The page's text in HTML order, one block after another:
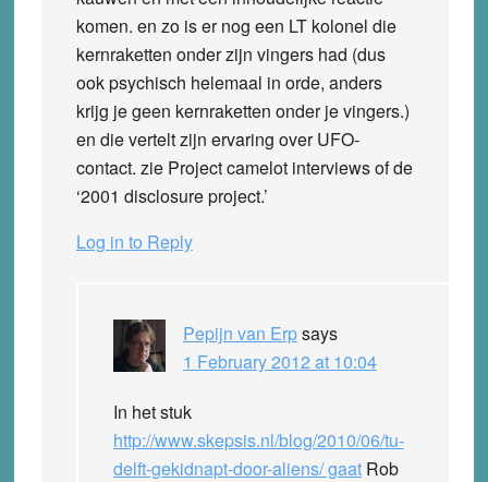
komen. en zo is er nog een LT kolonel die
kernraketten onder zijn vingers had (dus
ook psychisch helemaal in orde, anders
krijg je geen kernraketten onder je vingers.)
en die vertelt zijn ervaring over UFO-
contact. zie Project camelot interviews of de
‘2001 disclosure project.’
Log in to Reply
Pepijn van Erpsays
1 February 2012 at 10:04
In het stuk
http://www.skepsis.nl/blog/2010/06/tu-
delft-gekidnapt-door-aliens/ gaatRob